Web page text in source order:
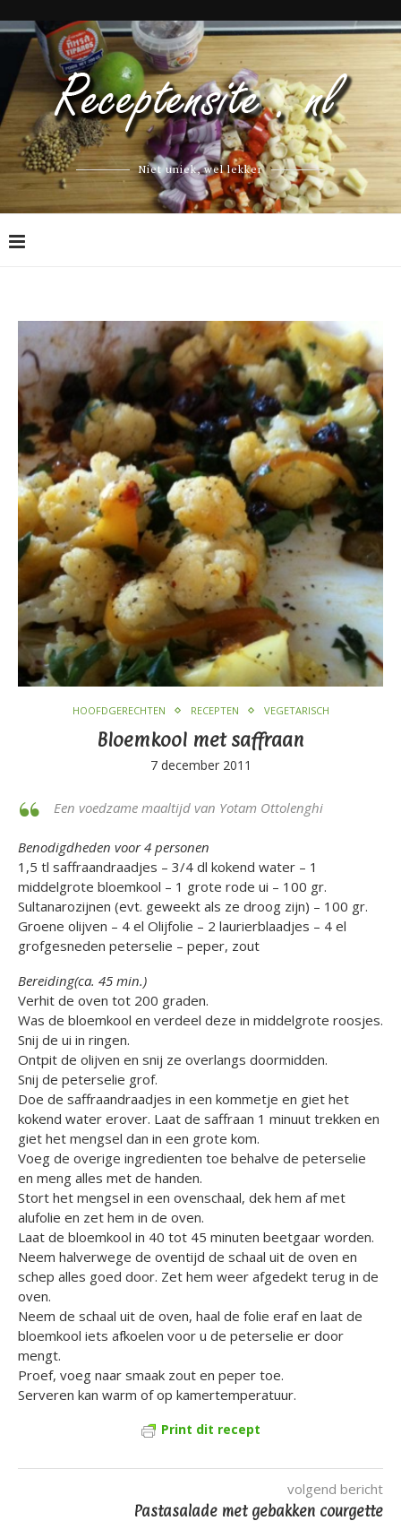
Niet uniek, wel lekker
HOOFDGERECHTEN RECEPTEN VEGETARISCH
Bloemkool met saffraan
7 december 2011
Een voedzame maaltijd van Yotam Ottolenghi
Benodigdheden voor 4 personen
1,5 tl saffraandraadjes – 3/4 dl kokend water – 1
middelgrote bloemkool – 1 grote rode ui – 100 gr.
Sultanarozijnen (evt. geweekt als ze droog zijn) – 100 gr.
Groene olijven – 4 el Olijfolie – 2 laurierblaadjes – 4 el
grofgesneden peterselie – peper, zout
Bereiding(ca. 45 min.)
Verhit de oven tot 200 graden.
Was de bloemkool en verdeel deze in middelgrote roosjes.
Snij de ui in ringen.
Ontpit de olijven en snij ze overlangs doormidden.
Snij de peterselie grof.
Doe de saffraandraadjes in een kommetje en giet het
kokend water erover. Laat de saffraan 1 minuut trekken en
giet het mengsel dan in een grote kom.
Voeg de overige ingredienten toe behalve de peterselie
en meng alles met de handen.
Stort het mengsel in een ovenschaal, dek hem af met
alufolie en zet hem in de oven.
Laat de bloemkool in 40 tot 45 minuten beetgaar worden.
Neem halverwege de oventijd de schaal uit de oven en
schep alles goed door. Zet hem weer afgedekt terug in de
oven.
Neem de schaal uit de oven, haal de folie eraf en laat de
bloemkool iets afkoelen voor u de peterselie er door
mengt.
Proef, voeg naar smaak zout en peper toe.
Serveren kan warm of op kamertemperatuur.
Print dit recept
volgend bericht
Pastasalade met gebakken courgette